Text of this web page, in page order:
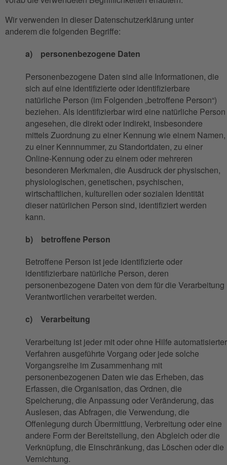
Wir verwenden in dieser Datenschutzerklärung unter
anderem die folgenden Begriffe:
a) personenbezogene Daten
Personenbezogene Daten sind alle Informationen, die
sich auf eine identifizierte oder identifizierbare
natürliche Person (im Folgenden „betroffene Person“)
beziehen. Als identifizierbar wird eine natürliche Person
angesehen, die direkt oder indirekt, insbesondere
mittels Zuordnung zu einer Kennung wie einem Namen,
zu einer Kennnummer, zu Standortdaten, zu einer
Online-Kennung oder zu einem oder mehreren
besonderen Merkmalen, die Ausdruck der physischen,
physiologischen, genetischen, psychischen,
wirtschaftlichen, kulturellen oder sozialen Identität
dieser natürlichen Person sind, identifiziert werden
kann.
b) betroffene Person
Betroffene Person ist jede identifizierte oder
identifizierbare natürliche Person, deren
personenbezogene Daten von dem für die Verarbeitung
Verantwortlichen verarbeitet werden.
c) Verarbeitung
Verarbeitung ist jeder mit oder ohne Hilfe automatisierter
Verfahren ausgeführte Vorgang oder jede solche
Vorgangsreihe im Zusammenhang mit
personenbezogenen Daten wie das Erheben, das
Erfassen, die Organisation, das Ordnen, die
Speicherung, die Anpassung oder Veränderung, das
Auslesen, das Abfragen, die Verwendung, die
Offenlegung durch Übermittlung, Verbreitung oder eine
andere Form der Bereitstellung, den Abgleich oder die
Verknüpfung, die Einschränkung, das Löschen oder die
Vernichtung.